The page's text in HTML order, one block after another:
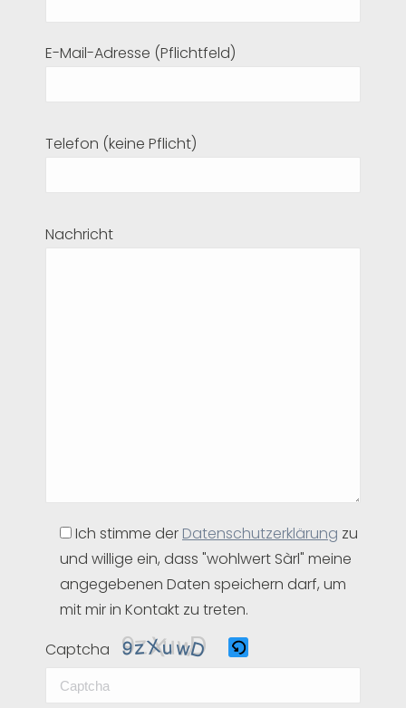
E-Mail-Adresse (Pflichtfeld)
Bitte
leer.
Telefon (keine Pflicht)
Bitte
Nachricht
Ich stimme der Datenschutzerklärung zu
und willige ein, dass "wohlwert Sàrl" meine
angegebenen Daten speichern darf, um
mit mir in Kontakt zu treten.
Captcha